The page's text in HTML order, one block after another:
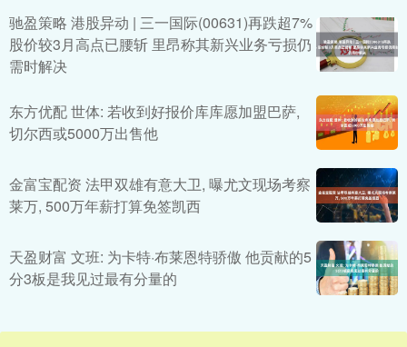
驰盈策略 港股异动 | 三一国际(00631)再跌超7%
股价较3月高点已腰斩 里昂称其新兴业务亏损仍
需时解决
东方优配 世体: 若收到好报价库库愿加盟巴萨,
切尔西或5000万出售他
金富宝配资 法甲双雄有意大卫, 曝尤文现场考察
莱万, 500万年薪打算免签凯西
天盈财富 文班: 为卡特·布莱恩特骄傲 他贡献的5
分3板是我见过最有分量的